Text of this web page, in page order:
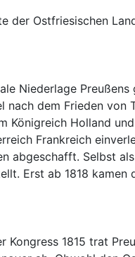
Niederlage
nach dem Frieden von
Königreich Holland
Frankreich
abgeschafft. Selbst
Kongress 1815 trat